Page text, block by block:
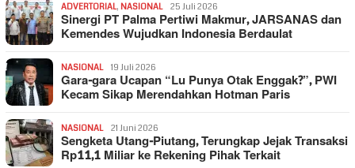
ADVERTORIAL, NASIONAL 25 Juli 2026
Sinergi PT Palma Pertiwi Makmur, JARSANAS dan
Kemendes Wujudkan Indonesia Berdaulat
NASIONAL 19 Juli 2026
Gara-gara Ucapan “Lu Punya Otak Enggak?”, PWI
Kecam Sikap Merendahkan Hotman Paris
NASIONAL 21 Juni 2026
Sengketa Utang-Piutang, Terungkap Jejak Transaksi
Rp11,1 Miliar ke Rekening Pihak Terkait